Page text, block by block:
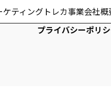
ティング トレカ事業会社概
プライバシーポリ